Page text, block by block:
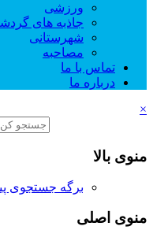
ورزشی
جاذبه های
شهرستانی
مصاحبه
تماس با ما
درباره ما
×
منوی بالا
برگه جستجوی
منوی اصلی